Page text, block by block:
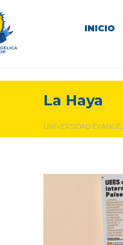
INICIO
La Haya
UNIVERSIDAD